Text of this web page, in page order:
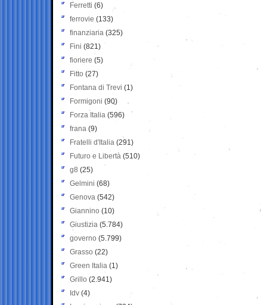
Ferretti (6)
ferrovie (133)
finanziaria (325)
Fini (821)
fioriere (5)
Fitto (27)
Fontana di Trevi (1)
Formigoni (90)
Forza Italia (596)
frana (9)
Fratelli d'Italia (291)
Futuro e Libertà (510)
g8 (25)
Gelmini (68)
Genova (542)
Giannino (10)
Giustizia (5.784)
governo (5.799)
Grasso (22)
Green Italia (1)
Grillo (2.941)
Idv (4)